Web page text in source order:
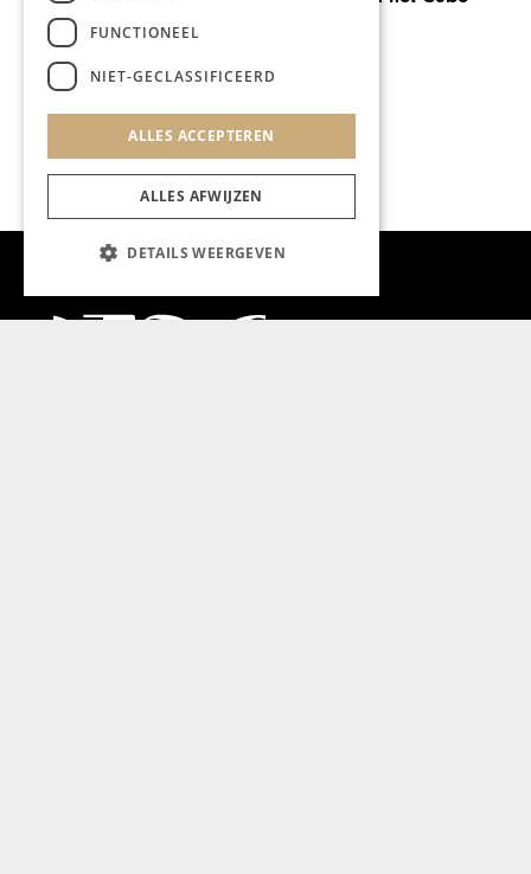
FUNCTIONEEL
NIET-GECLASSIFICEERD
ALLES ACCEPTEREN
ALLES AFWIJZEN
DETAILS WEERGEVEN